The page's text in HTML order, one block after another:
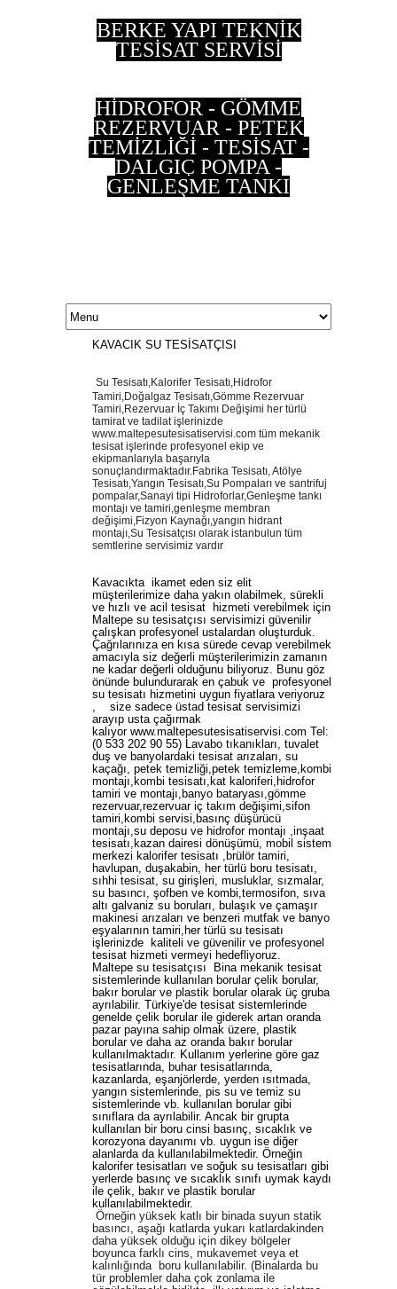
BERKE YAPI TEKNİK
TESİSAT SERVİSİ
HİDROFOR - GÖMME
REZERVUAR - PETEK
TEMİZLİĞİ - TESİSAT -
DALGIÇ POMPA -
GENLEŞME TANKI
KAVACIK SU TESİSATÇISI
Su Tesisatı,Kalorifer Tesisatı,Hidrofor
Tamiri,Doğalgaz Tesisatı,Gömme Rezervuar
Tamiri,Rezervuar İç Takımı Değişimi her türlü
tamirat ve tadilat işlerinizde
www.maltepesutesisatiservisi.com tüm mekanik
tesisat işlerinde profesyonel ekip ve
ekipmanlarıyla başarıyla
sonuçlandırmaktadır.Fabrika Tesisatı, Atölye
Tesisatı,Yangın Tesisatı,Su Pompaları ve santrifuj
pompalar,Sanayi tipi Hidroforlar,Genleşme tankı
montajı ve tamiri,genleşme membran
değişimi,Fizyon Kaynağı,yangın hidrant
montajı,Su Tesisatçısı olarak istanbulun tüm
semtlerine servisimiz vardır
Kavacıkta ikamet eden siz elit
müşterilerimize daha yakın olabilmek, sürekli
ve hızlı ve acil tesisat hizmeti verebilmek için
Maltepe su tesisatçısı servisimizi güvenilir
çalışkan profesyonel ustalardan oluşturduk.
Çağrılarınıza en kısa sürede cevap verebilmek
amacıyla siz değerli müşterilerimizin zamanın
ne kadar değerli olduğunu biliyoruz. Bunu göz
önünde bulundurarak en çabuk ve profesyonel
su tesisatı hizmetini uygun fiyatlara veriyoruz
, size sadece üstad tesisat servisimizi
arayıp usta çağırmak
kalıyor www.maltepesutesisatiservisi.com Tel:
(0 533 202 90 55) Lavabo tıkanıkları, tuvalet
duş ve banyolardaki tesisat arızaları, su
kaçağı, petek temizliği,petek temizleme,kombi
montajı,kombi tesisatı,kat kaloriferi,hidrofor
tamiri ve montajı,banyo bataryası,gömme
rezervuar,rezervuar iç takım değişimi,sifon
tamiri,kombi servisi,basınç düşürücü
montajı,su deposu ve hidrofor montajı ,inşaat
tesisatı,kazan dairesi dönüşümü, mobil sistem
merkezi kalorifer tesisatı ,brülör tamiri,
havlupan, duşakabin, her türlü boru tesisatı,
sıhhi tesisat, su girişleri, musluklar, sızmalar,
su basıncı, şofben ve kombi,termosifon, sıva
altı galvaniz su boruları, bulaşık ve çamaşır
makinesi arızaları ve benzeri mutfak ve banyo
eşyalarının tamiri,her türlü su tesisatı
işlerinizde kaliteli ve güvenilir ve profesyonel
tesisat hizmeti vermeyi hedefliyoruz.
Maltepe su tesisatçısı Bina mekanik tesisat
sistemlerinde kullanılan borular çelik borular,
bakır borular ve plastik borular olarak üç gruba
ayrılabilir. Türkiye'de tesisat sistemlerinde
genelde çelik borular ile giderek artan oranda
pazar payına sahip olmak üzere, plastik
borular ve daha az oranda bakır borular
kullanılmaktadır. Kullanım yerlerine göre gaz
tesisatlarında, buhar tesisatlarında,
kazanlarda, eşanjörlerde, yerden ısıtmada,
yangın sistemlerinde, pis su ve temiz su
sistemlerinde vb. kullanılan borular gibi
sınıflara da ayrılabilir. Ancak bir grupta
kullanılan bir boru cinsi basınç, sıcaklık ve
korozyona dayanımı vb. uygun ise diğer
alanlarda da kullanılabilmektedir. Örneğin
kalorifer tesisatları ve soğuk su tesisatları gibi
yerlerde basınç ve sıcaklık sınıfı uymak kaydı
ile çelik, bakır ve plastik borular
kullanılabilmektedir.
Örneğin yüksek katlı bir binada suyun statik
basıncı, aşağı katlarda yukarı katlardakinden
daha yüksek olduğu için dikey bölgeler
boyunca farklı cins, mukavemet veya et
kalınlığında boru kullanılabilir. (Binalarda bu
tür problemler daha çok zonlama ile